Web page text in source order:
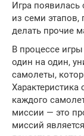
Игра появилась
из семи этапов,
делать прочие
В процессе
один на один,
самолеты,
каждого
миссии — это
миссий